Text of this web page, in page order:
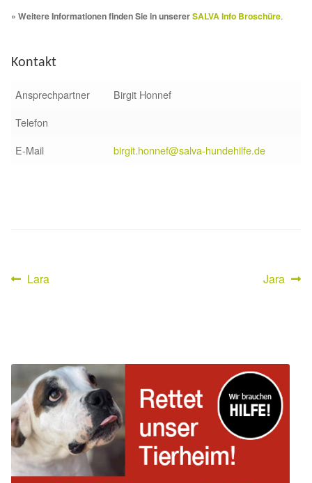
Sicherheitsgeschirr
Mittelmeerkrankheiten
Leishmaniose
Info Broschüre – SALVA Hundehilfe e.V.
Regenbogenbrücke
Aktuelles
SALVA News
» Weitere Informationen finden Sie in unsererSALVA Info Broschüre.
Kontakt
Ansprechpartner
Birgit Honnef
Telefon
E-Mail
birgit.honnef@salva-hundehilfe.de
Beitragsnavigation
Vorheriger
Lara
Nächster
Jara